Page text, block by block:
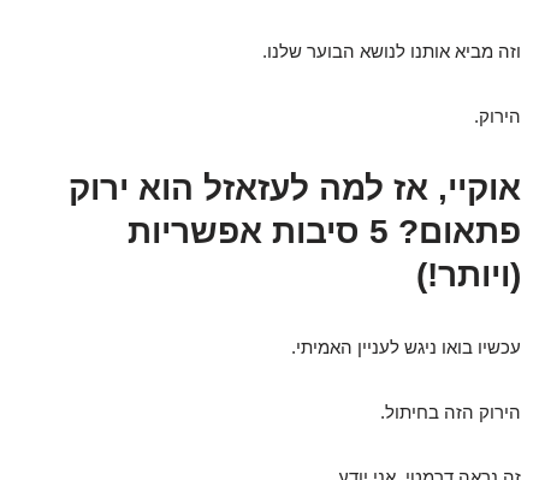
וזה מביא אותנו לנושא הבוער שלנו.
הירוק.
אוקיי, אז למה לעזאזל הוא ירוק
פתאום? 5 סיבות אפשריות
(ויותר!)
עכשיו בואו ניגש לעניין האמיתי.
הירוק הזה בחיתול.